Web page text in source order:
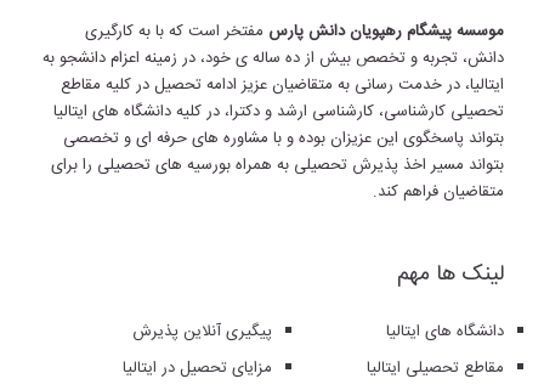
موسسه پیشگام رهپویان دانش پارس مفتخر است که با به کارگیری
دانش، تجربه و تخصص بیش از ده ساله ی خود، در زمینه اعزام دانشجو به
ایتالیا، در خدمت رسانی به متقاضیان عزیز ادامه تحصیل در کلیه مقاطع
تحصیلی کارشناسی، کارشناسی ارشد و دکترا، در کلیه دانشگاه های ایتالیا
بتواند پاسخگوی این عزیزان بوده و با مشاوره های حرفه ای و تخصصی
بتواند مسیر اخذ پذیرش تحصیلی به همراه بورسیه های تحصیلی را برای
متقاضیان فراهم کند.
لینک ها مهم
پیگیری آنلاین پذیرش
مزایای تحصیل در ایتالیا
دانشگاه های ایتالیا
مقاطع تحصیلی ایتالیا